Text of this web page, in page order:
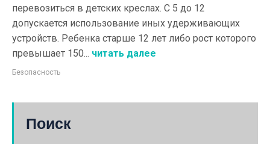
перевозиться в детских креслах. С 5 до 12
допускается использование иных удерживающих
устройств. Ребенка старше 12 лет либо рост которого
превышает 150... читать далее
Безопасность
Поиск